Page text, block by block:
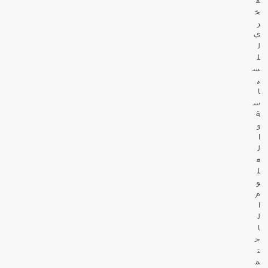
خ
ر
ي
ل
ل
س
ي
ا
س
ة
و
ا
ل
ع
ل
و
م
ا
ل
ا
ج
ت
م